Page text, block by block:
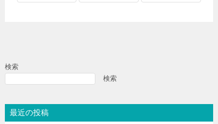
検索
検索
最近の投稿